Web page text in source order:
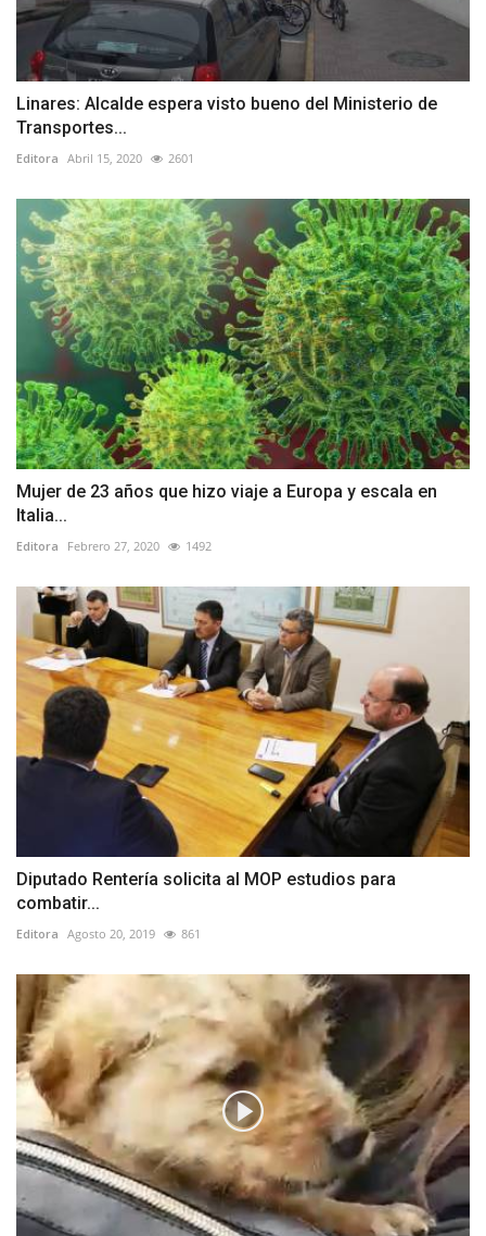
Linares: Alcalde espera visto bueno del Ministerio de
Transportes...
Editora Abril 15, 2020 2601
Mujer de 23 años que hizo viaje a Europa y escala en
Italia...
Editora Febrero 27, 2020 1492
Diputado Rentería solicita al MOP estudios para
combatir...
Editora Agosto 20, 2019 861